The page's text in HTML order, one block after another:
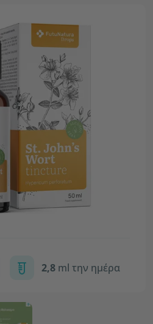
2,8 ml την ημέρα